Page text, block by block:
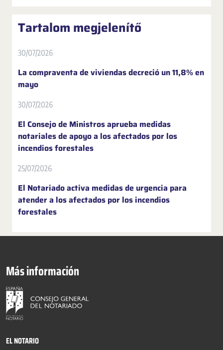
Tartalom megjelenítő
30/07/2026
La compraventa de viviendas decreció un 11,8% en
mayo
30/07/2026
El Consejo de Ministros aprueba medidas
notariales de apoyo a los afectados por los
incendios forestales
25/07/2026
El Notariado activa medidas de urgencia para
atender a los afectados por los incendios
forestales
Más información
EL NOTARIO